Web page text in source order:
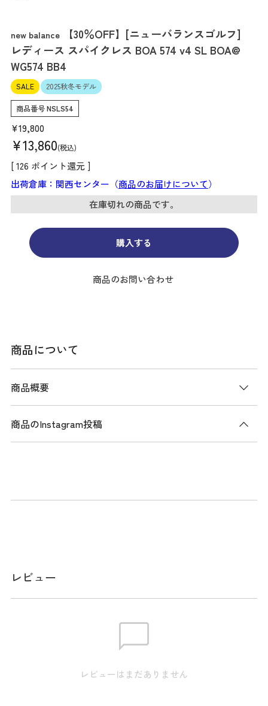
new balance
【30％OFF】[ニューバランスゴルフ]
レディース スパイクレス BOA 574 v4 SL BOA@
WG574 BB4
SALE 2025秋冬モデル
商品番号NSLS54
¥19,800
¥13,860 税込
[126 ポイント還元 ]
出荷倉庫：関西センター（商品のお届けについて）
在庫切れの商品です。
購入する
商品のお問い合わせ
商品について
商品概要
商品説明
デート。ゴルフに最適化したグリップ性の高いラギッド意匠
スペック
アッパー素材:人工皮革 ミッドソール:合成
底 アウトソール:ゴム底
2E(標準)
商品のInstagram投稿
レビュー
レビューはまだありません